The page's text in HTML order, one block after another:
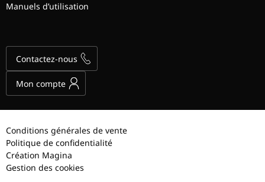
Manuels d’utilisation
Contactez-nous
Mon compte
Conditions générales de vente
Politique de confidentialité
Création Magina
Gestion des cookies